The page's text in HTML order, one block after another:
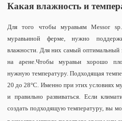
Какая влажность и
Для того чтобы муравьям Messor
муравьиной ферме, нужно
влажности. Для них самый
на арене.Чтобы муравьи хорошо
нужную температуру. Подходящая
20 до 28°С. Именно при этих условиях
и правильно развиваться. Если
создать подходящую температуру, вы